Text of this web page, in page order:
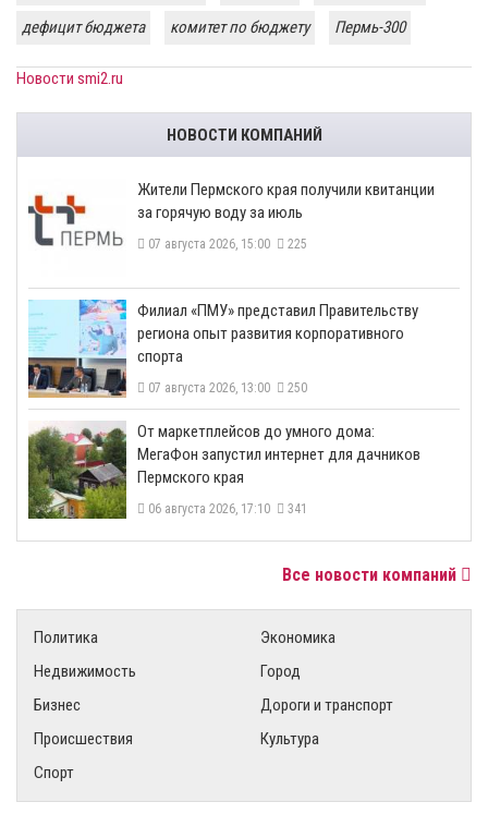
дефицит бюджета
комитет по бюджету Пермь-300
Новости smi2.ru
НОВОСТИ КОМПАНИЙ
​Жители Пермского края получили квитанции
за горячую воду за июль
07 августа 2026, 15:00 225
​Филиал «ПМУ» представил Правительству
региона опыт развития корпоративного
спорта
07 августа 2026, 13:00 250
От маркетплейсов до умного дома:
МегаФон запустил интернет для дачников
Пермского края
06 августа 2026, 17:10 341
Все новости компаний
Политика
Экономика
Недвижимость
Город
Бизнес
Дороги и транспорт
Происшествия
Культура
Спорт